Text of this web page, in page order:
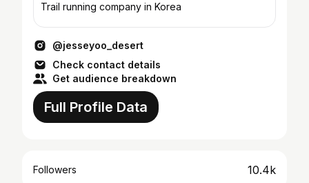
Trail running company in Korea
@jesseyoo_desert
Check contact details
Get audience breakdown
Full Profile Data
Followers 10.4k